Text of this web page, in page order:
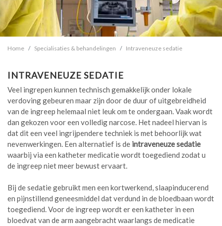
Home Specialisaties & behandelingen Intraveneuze sedatie
INTRAVENEUZE SEDATIE
Veel ingrepen kunnen technisch gemakkelijk onder lokale
verdoving gebeuren maar zijn door de duur of uitgebreidheid
van de ingreep helemaal niet leuk om te ondergaan. Vaak wordt
dan gekozen voor een volledig narcose. Het nadeel hiervan is
dat dit een veel ingrijpendere techniek is met behoorlijk wat
nevenwerkingen. Een alternatief is de intraveneuzesedatie
waarbij via een katheter medicatie wordt toegediend zodat u
de ingreep niet meer bewust ervaart.
Bij de sedatie gebruikt men een kortwerkend, slaapinducerend
en pijnstillend geneesmiddel dat verdund in de bloedbaan wordt
toegediend. Voor de ingreep wordt er een katheter in een
bloedvat van de arm aangebracht waarlangs de medicatie